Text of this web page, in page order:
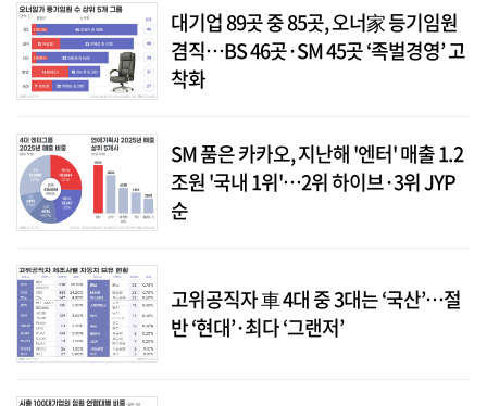
대기업 89곳 중 85곳, 오너家 등기임원
겸직…BS 46곳·SM 45곳 ‘족벌경영’ 고
착화
SM 품은 카카오, 지난해 '엔터' 매출 1.2
조원 '국내 1위'…2위 하이브·3위 JYP
순
고위공직자 車 4대 중 3대는 ‘국산’…절
반 ‘현대’·최다 ‘그랜저’